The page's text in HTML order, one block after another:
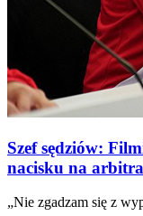
Szef sędziów:
nacisku na arbitra
„Nie zgadzam się z